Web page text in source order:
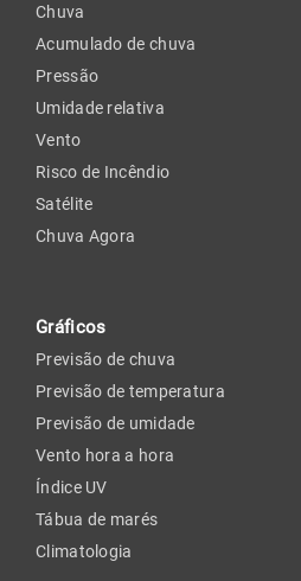
Chuva
Acumulado de chuva
Pressão
Umidade relativa
Vento
Risco de Incêndio
Satélite
Chuva Agora
Gráficos
Previsão de chuva
Previsão de temperatura
Previsão de umidade
Vento hora a hora
Índice UV
Tábua de marés
Climatologia